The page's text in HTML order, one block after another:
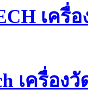
เครื่
เครื่อง